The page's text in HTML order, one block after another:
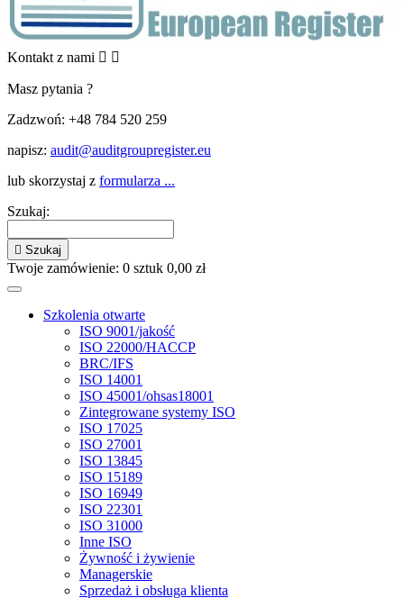
Kontakt z nami  
Masz pytania ?
Zadzwoń: +48 784 520 259
napisz: audit@auditgroupregister.eu
lub skorzystaj z formularza ...
Szukaj:
 Szukaj
Twoje zamówienie: 0 sztuk 0,00 zł
Szkolenia otwarte
ISO 9001/jakość
ISO 22000/HACCP
BRC/IFS
ISO 14001
ISO 45001/ohsas18001
Zintegrowane systemy ISO
ISO 17025
ISO 27001
ISO 13845
ISO 15189
ISO 16949
ISO 22301
ISO 31000
Inne ISO
Żywność i żywienie
Managerskie
Sprzedaż i obsługa klienta